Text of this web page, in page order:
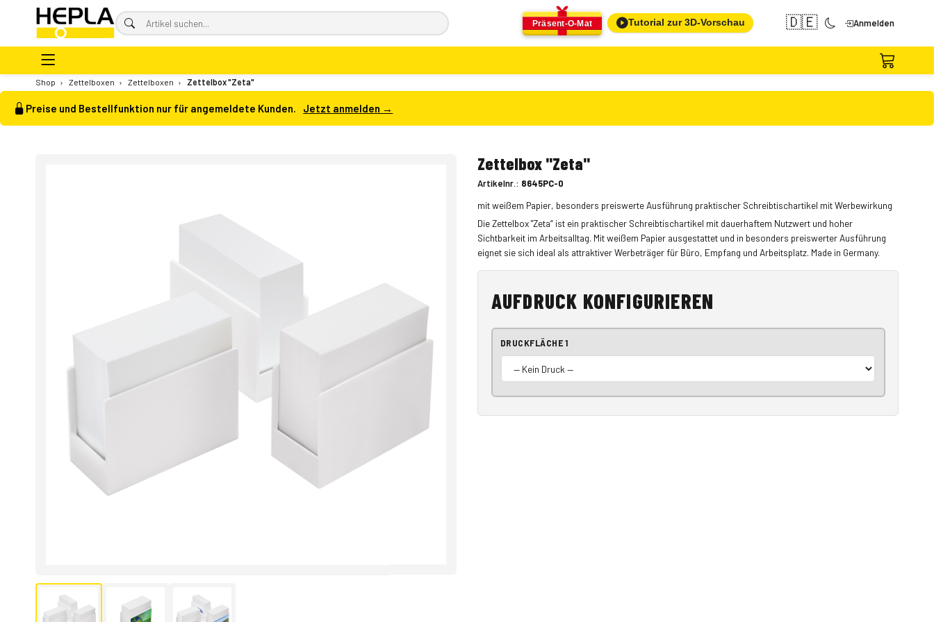
Präsent-O-Mat Tutorial zur 3D-Vorschau 🇩🇪 Anmelden
Shop › Zettelboxen › Zettelboxen › Zettelbox "Zeta"
Preise und Bestellfunktion nur für angemeldete Kunden. Jetzt anmelden →
Zettelbox "Zeta"
Artikelnr.: 8645PC-0
mit weißem Papier, besonders preiswerte Ausführung praktischer Schreibtischartikel mit Werbewirkung
Die Zettelbox "Zeta“ ist ein praktischer Schreibtischartikel mit dauerhaftem Nutzwert und hoher
Sichtbarkeit im Arbeitsalltag. Mit weißem Papier ausgestattet und in besonders preiswerter Ausführung
eignet sie sich ideal als attraktiver Werbeträger für Büro, Empfang und Arbeitsplatz. Made in Germany.
AUFDRUCK KONFIGURIEREN
DRUCKFLÄCHE 1